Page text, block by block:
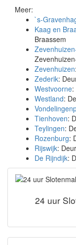
Meer:
`s-
Kaag en
Braassem
Zevenhuizen
Zederik:
Westvoorne
Westland:
Tienhoven:
Teylingen:
Rozenburg:
Rijswijk:
De Rijndijk:
24 uur